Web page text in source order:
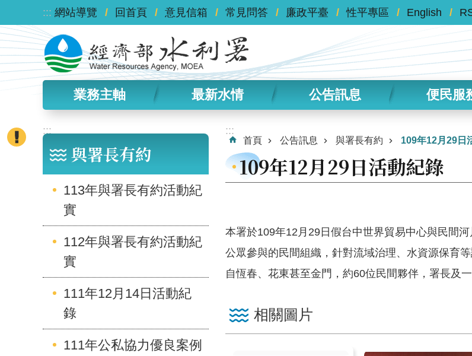
跳到主要內容區塊
::: 網站導覽 回首頁 意見信箱 常見問答 廉政平臺 性平專區 English
業務主軸 最新水情 公告訊息 便民服
:::
與署長有約
113年與署長有約活動紀
實
112年與署長有約活動紀
實
111年12月14日活動紀
錄
111年公私協力優良案例
:::
首頁 公告訊息 與署長有約 109年12月29日
109年12月29日活動紀錄
本署於109年12月29日假台中世界貿易中心與民間
公眾參與的民間組織，針對流域治理、水資源保育
自恆春、花東甚至金門，約60位民間夥伴，署長及
相關圖片